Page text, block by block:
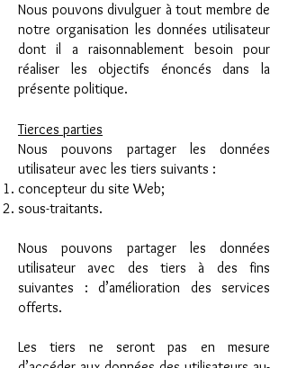
Nous pouvons divulguer à tout membre de
notre organisation les données utilisateur
dont il a raisonnablement besoin pour
réaliser les objectifs énoncés dans la
présente politique.
Tierces parties
Nous pouvons partager les données
utilisateur avec les tiers suivants :
concepteur du site Web;
sous-traitants.
Nous pouvons partager les données
utilisateur avec des tiers à des fins
suivantes : d’amélioration des services
offerts.
Les tiers ne seront pas en mesure